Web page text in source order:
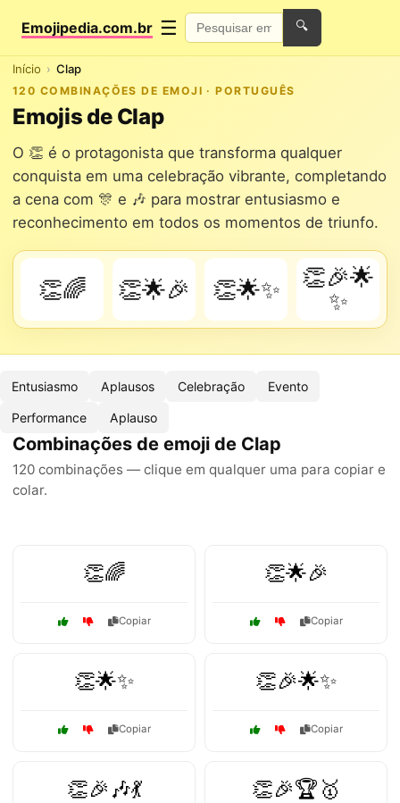
Emojipedia.com.br ☰ 🔍
Início Clap
120 COMBINAÇÕES DE EMOJI · PORTUGUÊS
Emojis de Clap
O 👏 é o protagonista que transforma qualquer
conquista em uma celebração vibrante, completando
a cena com 🎊 e 🎶 para mostrar entusiasmo e
reconhecimento em todos os momentos de triunfo.
👏🌈 👏🌟🎉 👏🌟✨
👏🎉🌟
✨
Entusiasmo Aplausos Celebração Evento
Performance Aplauso
Combinações de emoji de Clap
120 combinações — clique em qualquer uma para copiar e
colar.
👏🌈
Copiar
👏🌟🎉
Copiar
👏🌟✨
Copiar
👏🎉🌟✨
Copiar
👏🎉🎶💃 👏🎉🏆🥇